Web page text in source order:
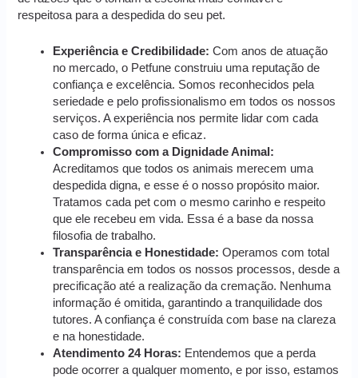
respeitosa para a despedida do seu pet.
Experiência e Credibilidade: Com anos de atuação
no mercado, o Petfune construiu uma reputação de
confiança e excelência. Somos reconhecidos pela
seriedade e pelo profissionalismo em todos os nossos
serviços. A experiência nos permite lidar com cada
caso de forma única e eficaz.
Compromisso com a Dignidade Animal:
Acreditamos que todos os animais merecem uma
despedida digna, e esse é o nosso propósito maior.
Tratamos cada pet com o mesmo carinho e respeito
que ele recebeu em vida. Essa é a base da nossa
filosofia de trabalho.
Transparência e Honestidade: Operamos com total
transparência em todos os nossos processos, desde a
precificação até a realização da cremação. Nenhuma
informação é omitida, garantindo a tranquilidade dos
tutores. A confiança é construída com base na clareza
e na honestidade.
Atendimento 24 Horas: Entendemos que a perda
pode ocorrer a qualquer momento, e por isso, estamos